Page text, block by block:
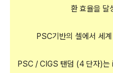
환 효율을 달
PSC기반의 셀에서 세
PSC / CIGS 탠덤 (4 단자)는